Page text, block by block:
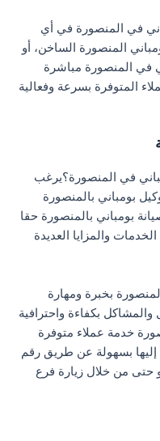
في المنصورة في أي
المنصورة الساخن، أو
في المنصورة مباشرة
المتوفرة بسرعة وفعالية
في المنصورة؟يرغب
بومباني بالمنصورة
بومباني بالمنصورة حقا
والمزايا العديدة
بخبرة ومهارة
والمشاكل بكفاءة واحترافية
خدمة عملاء متوفرة
إليها بسهولة عن طريق رقم
حتى من خلال زيارة فرع